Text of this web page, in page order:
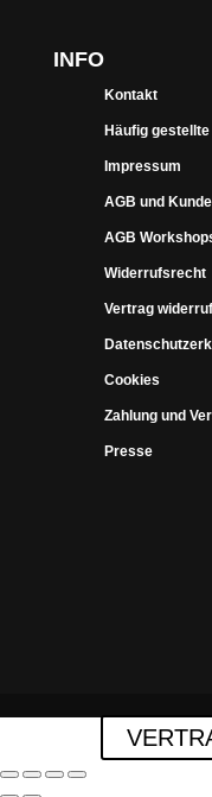
INFO
Kontakt
Häufig
Impressum
AGB und
AGB
Widerrufsrecht
Vertrag
Cookies
Zahlung und
Presse